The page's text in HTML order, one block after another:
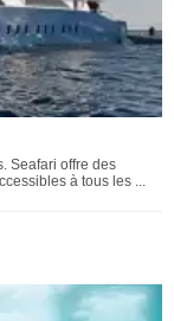
Seafari offre des
à tous les ...